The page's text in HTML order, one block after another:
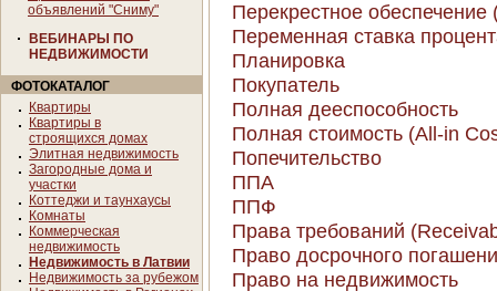
объявлений "Сниму"
ВЕБИНАРЫ ПО
НЕДВИЖИМОСТИ
ФОТОКАТАЛОГ
Квартиры
Квартиры в
строящихся домах
Элитная недвижимость
Загородные дома и
участки
Коттеджи и таунхаусы
Комнаты
Коммерческая
недвижимость
Недвижимость в Латвии
Недвижимость за рубежом
Перекрестное
Переменная ставка
Планировка
Покупатель
Полная дееспособность
Полная стоимость (All-in
Попечительство
ППА
ППФ
Права требований
Право досрочного
Право на недвижимость